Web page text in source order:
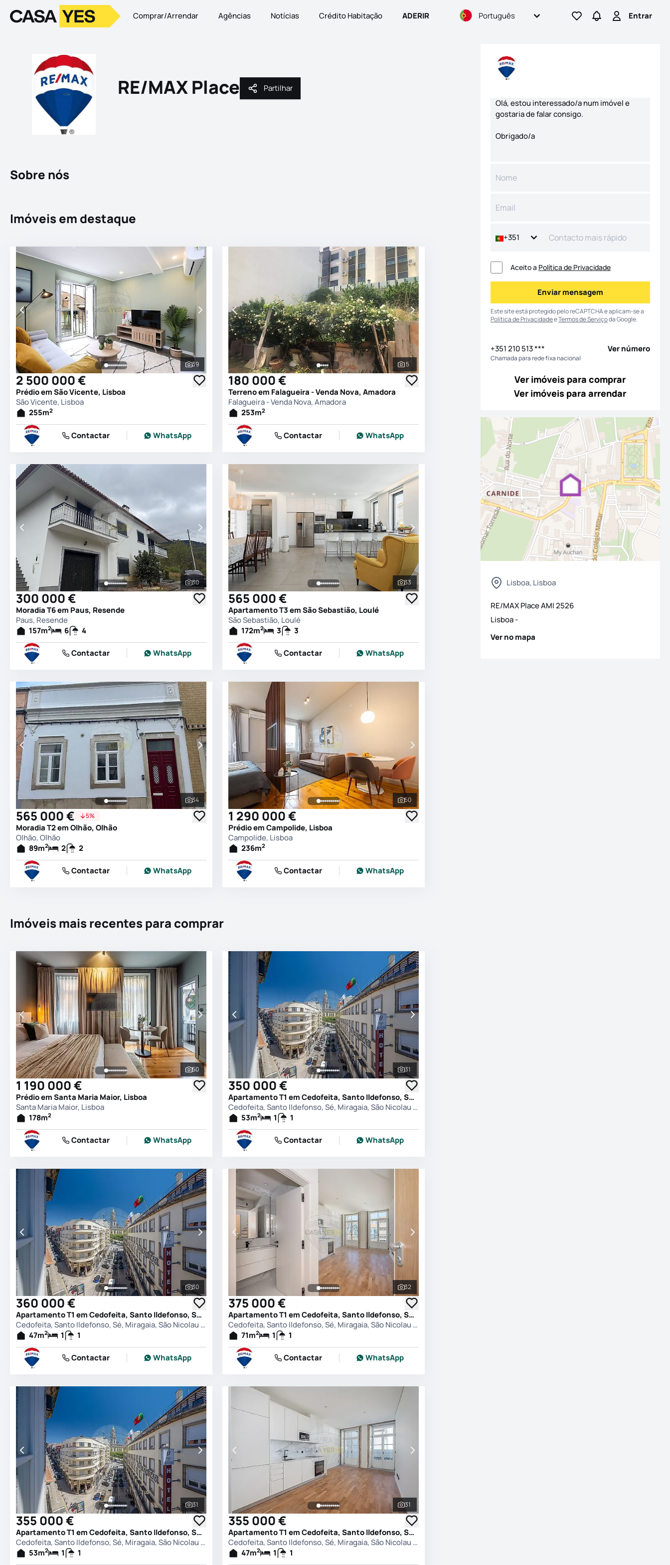
LogoIr para a homepage Comprar/Arrendar Agências Notícias Crédito Habitação ADERIR Português Ir para os favoritos
Ir para pesquisas
Entrar
Entrar
RE/MAX Place Partilhar
Partilhar
Sobre nós
Imóveis em destaque
Ver todas as fotografias
39
2 500 000 €
Prédio em São Vicente, Lisboa
São Vicente, Lisboa
255m2
Contactar WhatsApp
Ver todas as fotografias
5
180 000 €
Terreno em Falagueira - Venda Nova, Amadora
Falagueira - Venda Nova, Amadora
253m2
Contactar WhatsApp
Ver todas as fotografias
30
300 000 €
Moradia T6 em Paus, Resende
Paus, Resende
157m2 6 4
Contactar WhatsApp
Ver todas as fotografias
33
565 000 €
Apartamento T3 em São Sebastião, Loulé
São Sebastião, Loulé
172m2 3 3
Contactar WhatsApp
Ver todas as fotografias
34
565 000 € 5%
Moradia T2 em Olhão, Olhão
Olhão, Olhão
89m2 2 2
Contactar WhatsApp
Ver todas as fotografias
50
1 290 000 €
Prédio em Campolide, Lisboa
Campolide, Lisboa
236m2
Contactar WhatsApp
Imóveis mais recentes para comprar
Ver todas as fotografias
50
1 190 000 €
Prédio em Santa Maria Maior, Lisboa
Santa Maria Maior, Lisboa
178m2
Contactar WhatsApp
Ver todas as fotografias
31
350 000 €
Apartamento T1 em Cedofeita, Santo Ildefonso, Sé, Miragaia, São Nicolau e Vitória, Porto
Cedofeita, Santo Ildefonso, Sé, Miragaia, São Nicolau e Vitória, Porto
53m2 1 1
Contactar WhatsApp
Ver todas as fotografias
30
360 000 €
Apartamento T1 em Cedofeita, Santo Ildefonso, Sé, Miragaia, São Nicolau e Vitória, Porto
Cedofeita, Santo Ildefonso, Sé, Miragaia, São Nicolau e Vitória, Porto
47m2 1 1
Contactar WhatsApp
Ver todas as fotografias
32
375 000 €
Apartamento T1 em Cedofeita, Santo Ildefonso, Sé, Miragaia, São Nicolau e Vitória, Porto
Cedofeita, Santo Ildefonso, Sé, Miragaia, São Nicolau e Vitória, Porto
71m2 1 1
Contactar WhatsApp
Ver todas as fotografias
31
355 000 €
Apartamento T1 em Cedofeita, Santo Ildefonso, Sé, Miragaia, São Nicolau e Vitória, Porto
Cedofeita, Santo Ildefonso, Sé, Miragaia, São Nicolau e Vitória, Porto
53m2 1 1
Ver todas as fotografias
31
355 000 €
Apartamento T1 em Cedofeita, Santo Ildefonso, Sé, Miragaia, São Nicolau e Vitória, Porto
Cedofeita, Santo Ildefonso, Sé, Miragaia, São Nicolau e Vitória, Porto
47m2 1 1
+351
Aceito a Política de Privacidade
Enviar mensagem
Enviar mensagem
Este site está protegido pelo reCAPTCHA e aplicam-se a
Política de PrivacidadeeTermos de Serviçoda Google.
+351 210 513 *** Ver número
Chamada para rede fixa nacional
Ver imóveis para comprar
Ver imóveis para arrendar
Lisboa, Lisboa
RE/MAX PlaceAMI2526
Lisboa-
Ver no mapa